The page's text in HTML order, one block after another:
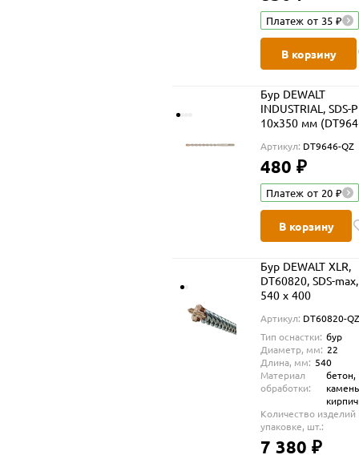
Платеж от 35 ₽
В корзину
Бур DEWALT
INDUSTRIAL, SDS-
10x350 мм
Артикул: DT9646-QZ
480 ₽
Платеж от 20 ₽
В корзину
Бур DEWALT XLR,
DT60820, SDS-
540 x 400
Артикул: DT60820-
Тип оснастки: бур
Диаметр, мм: 22
Длина, мм: 540
Материал
обработки:
бетон,
кирпич
Количество изделий
упаковке, шт.:
7 380 ₽